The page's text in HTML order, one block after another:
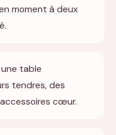
moment à deux
table
tendres, des
cœur.